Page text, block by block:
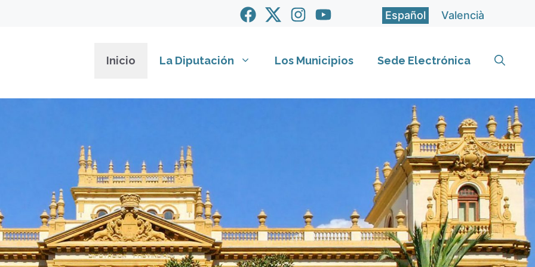
Español Valencià
Inicio La Diputación Los Municipios Sede Electrónica